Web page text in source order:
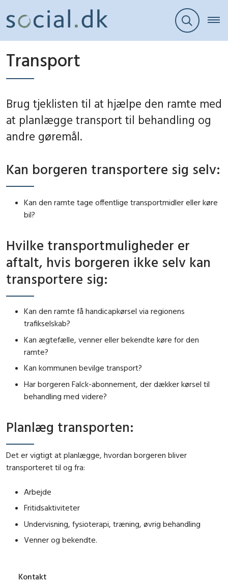
Transport
Brug tjeklisten til at hjælpe den ramte med
at planlægge transport til behandling og
andre gøremål.
Kan borgeren transportere sig selv:
Kan den ramte tage offentlige transportmidler eller køre
bil?
Hvilke transportmuligheder er
aftalt, hvis borgeren ikke selv kan
transportere sig:
Kan den ramte få handicapkørsel via regionens
trafikselskab?
Kan ægtefælle, venner eller bekendte køre for den
ramte?
Kan kommunen bevilge transport?
Har borgeren Falck-abonnement, der dækker kørsel til
behandling med videre?
Planlæg transporten:
Det er vigtigt at planlægge, hvordan borgeren bliver
transporteret til og fra:
Arbejde
Fritidsaktiviteter
Undervisning, fysioterapi, træning, øvrig behandling
Venner og bekendte.
Kontakt